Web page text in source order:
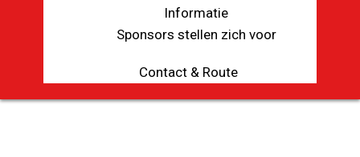
Informatie
Sponsors stellen zich voor
Contact & Route